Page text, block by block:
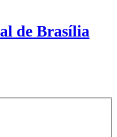
de Brasília